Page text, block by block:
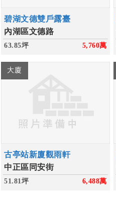
碧湖文德雙戶露臺
內湖區文德路
63.85坪 5,760萬
大廈
古亭站新廈觀雨軒
中正區同安街
51.81坪 6,488萬